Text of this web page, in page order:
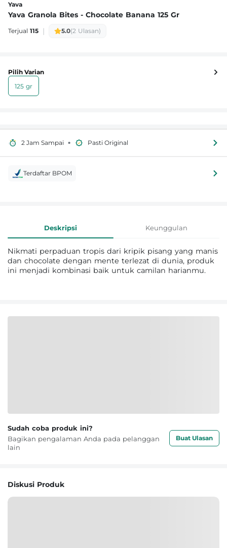
Yava
Yava Granola Bites - Chocolate Banana 125 Gr
Terjual 115 | 5.0(2 Ulasan)
Pilih Varian
125 gr
2 Jam Sampai • Pasti Original
Terdaftar BPOM
Informasi Produk
Deskripsi Keunggulan
Nikmati perpaduan tropis dari kripik pisang yang manis
dan chocolate dengan mente terlezat di dunia, produk
ini menjadi kombinasi baik untuk camilan harianmu.
Sudah coba produk ini?
Bagikan pengalaman Anda pada pelanggan
lain
Buat Ulasan
Diskusi Produk